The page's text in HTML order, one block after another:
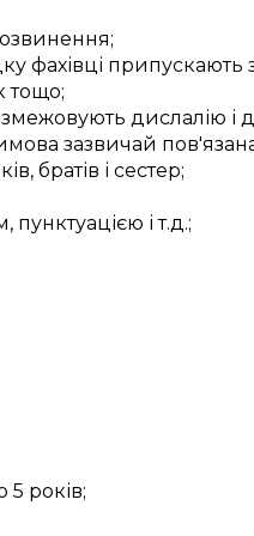
;
фахівці припускають
тощо;
дислалію і
зазвичай
, братів і сестер;
, пунктуацією іт.д.;
5 років;